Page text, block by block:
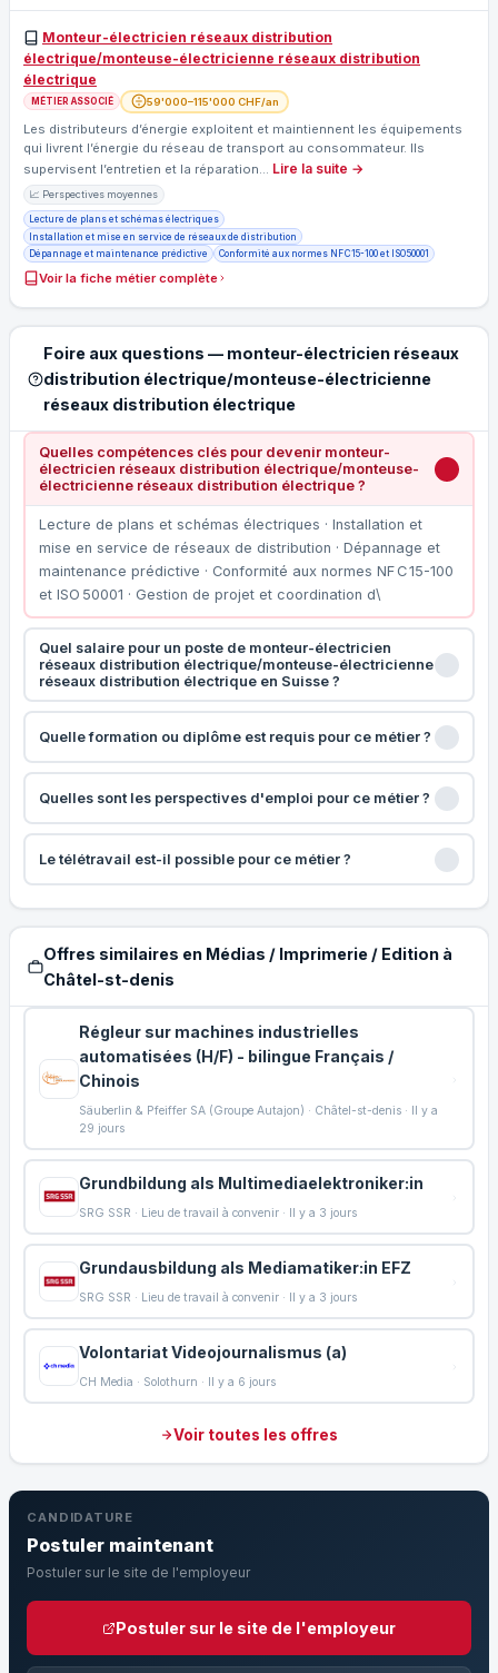
Monteur-électricien réseaux distribution
électrique/monteuse-électricienne réseaux distribution
électrique
MÉTIER ASSOCIÉ 59'000–115'000 CHF/an
Les distributeurs d’énergie exploitent et maintiennent les équipements
qui livrent l’énergie du réseau de transport au consommateur. Ils
supervisent l’entretien et la réparation… Lire la suite →
📈 Perspectives moyennes
Lecture de plans et schémas électriques
Installation et mise en service de réseaux de distribution
Dépannage et maintenance prédictive
Conformité aux normes NF C 15-100 et ISO 50001
Voir la fiche métier complète
Foire aux questions — monteur-électricien réseaux
distribution électrique/monteuse-électricienne
réseaux distribution électrique
Quelles compétences clés pour devenir monteur-
électricien réseaux distribution électrique/monteuse-
électricienne réseaux distribution électrique ?
Lecture de plans et schémas électriques · Installation et
mise en service de réseaux de distribution · Dépannage et
maintenance prédictive · Conformité aux normes NF C 15-100
et ISO 50001 · Gestion de projet et coordination d\
Quel salaire pour un poste de monteur-électricien
réseaux distribution électrique/monteuse-électricienne
réseaux distribution électrique en Suisse ?
Quelle formation ou diplôme est requis pour ce métier ?
Quelles sont les perspectives d'emploi pour ce métier ?
Le télétravail est-il possible pour ce métier ?
Offres similaires en Médias / Imprimerie / Edition à
Châtel-st-denis
Régleur sur machines industrielles
automatisées (H/F) - bilingue Français /
Chinois
Säuberlin & Pfeiffer SA (Groupe Autajon) · Châtel-st-denis · Il y a
29 jours
Grundbildung als Multimediaelektroniker:in
SRG SSR · Lieu de travail à convenir · Il y a 3 jours
Grundausbildung als Mediamatiker:in EFZ
SRG SSR · Lieu de travail à convenir · Il y a 3 jours
Volontariat Videojournalismus (a)
CH Media · Solothurn · Il y a 6 jours
Voir toutes les offres
CANDIDATURE
Postuler maintenant
Postuler sur le site de l'employeur
Postuler sur le site de l'employeur